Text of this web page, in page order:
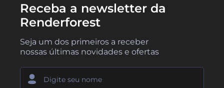
Receba a newsletter da
Renderforest
Seja um dos primeiros a receber
nossas últimas novidades e ofertas